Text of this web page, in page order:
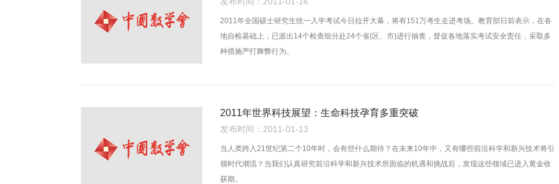
2011年全国硕士研究生统一入学考试今日拉开大幕，将有151万考生走进考场。教育部日前表示，在各
地自检基础上，已派出14个检查组分赴24个省(区、市)进行抽查，督促各地落实考试安全责任，采取多
种措施严打舞弊行为。
2011年世界科技展望：生命科技孕育多重突破
发布时间：2011-01-13
当人类跨入21世纪第二个10年时，会有些什么期待？在未来10年中，又有哪些前沿科学和新兴技术将引
领时代潮流？当我们认真研究前沿科学和新兴技术所面临的机遇和挑战后，发现这些领域已进入黄金收
获期。